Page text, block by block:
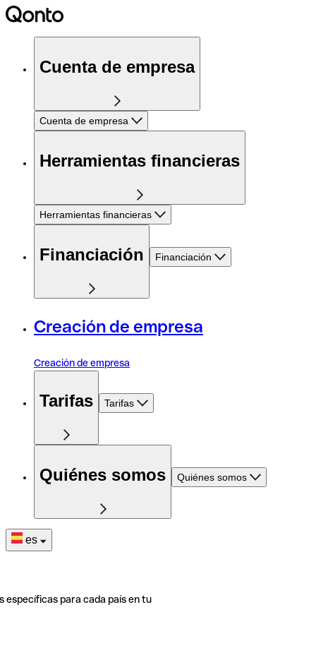
Cuenta de empresa
Cuenta de empresa
Herramientas financieras
Herramientas financieras
Financiación Financiación
Creación de empresa
Creación de empresa
Tarifas Tarifas
Quiénes somos Quiénes somos
es
específicas para cada país en tu